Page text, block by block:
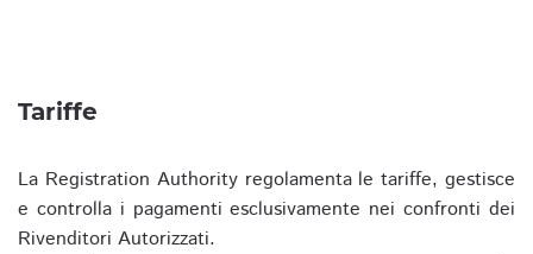
Tariffe
La Registration Authority regolamenta le tariffe, gestisce
e controlla i pagamenti esclusivamente nei confronti dei
Rivenditori Autorizzati.